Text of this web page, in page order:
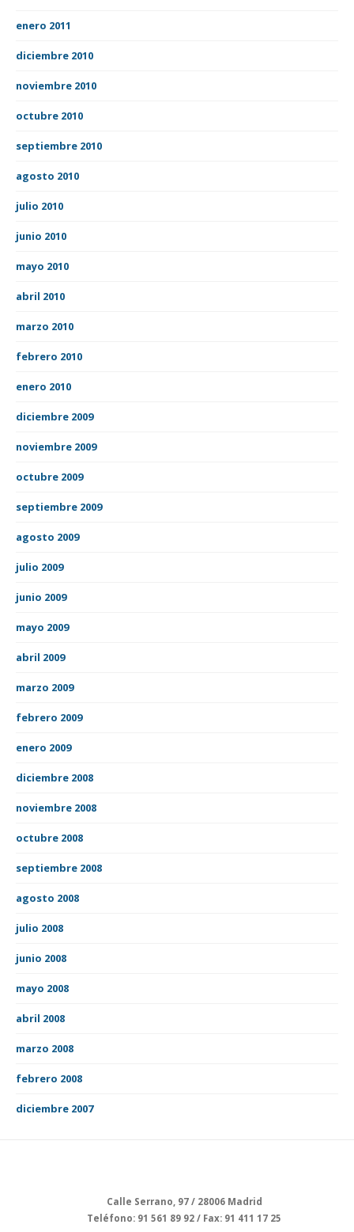
enero 2011
diciembre 2010
noviembre 2010
octubre 2010
septiembre 2010
agosto 2010
julio 2010
junio 2010
mayo 2010
abril 2010
marzo 2010
febrero 2010
enero 2010
diciembre 2009
noviembre 2009
octubre 2009
septiembre 2009
agosto 2009
julio 2009
junio 2009
mayo 2009
abril 2009
marzo 2009
febrero 2009
enero 2009
diciembre 2008
noviembre 2008
octubre 2008
septiembre 2008
agosto 2008
julio 2008
junio 2008
mayo 2008
abril 2008
marzo 2008
febrero 2008
diciembre 2007
Calle Serrano, 97 / 28006 Madrid
Teléfono: 91 561 89 92 / Fax: 91 411 17 25